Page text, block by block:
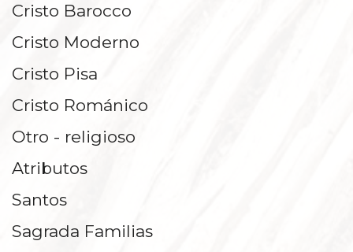
NACIMIENTO DE JESÚS
REPISAS Y PEANAS
Cristo Barocco
Cristo Moderno
Cristo Pisa
Cristo Románico
Otro - religioso
Atributos
Santos
Sagrada Familias